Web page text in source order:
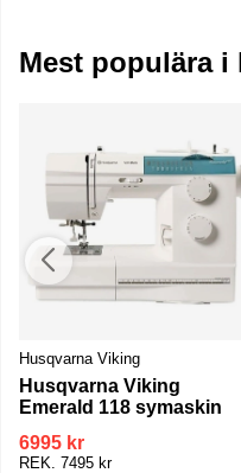
Mest populära i
Husqvarna Viking
Husqvarna Viking
Emerald 118 symaskin
6995 kr
REK. 7495 kr